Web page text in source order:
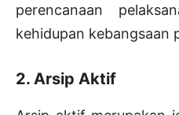
perencanaan
kehidupan kebangsaan
2. Arsip Aktif